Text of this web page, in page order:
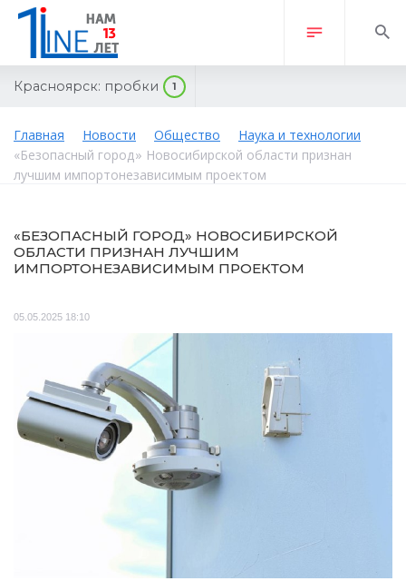
Красноярск: пробки 1
Главная Новости Общество
Наука и технологии
«Безопасный город» Новосибирской области признан
лучшим импортонезависимым проектом
«БЕЗОПАСНЫЙ ГОРОД» НОВОСИБИРСКОЙ
ОБЛАСТИ ПРИЗНАН ЛУЧШИМ
ИМПОРТОНЕЗАВИСИМЫМ ПРОЕКТОМ
05.05.2025 18:10